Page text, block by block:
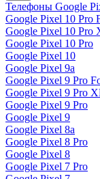
Телефоны Google
Google Pixel 10 Pro
Google Pixel 10 Pro
Google Pixel 10 Pro
Google Pixel 10
Google Pixel 9a
Google Pixel 9 Pro
Google Pixel 9 Pro
Google Pixel 9 Pro
Google Pixel 9
Google Pixel 8a
Google Pixel 8 Pro
Google Pixel 8
Google Pixel 7 Pro